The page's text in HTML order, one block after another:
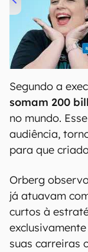
00:00
Segundo a
somam 200
no mundo.
audiência,
para que
Orberg
já atuavam
curtos à
suas carreiras